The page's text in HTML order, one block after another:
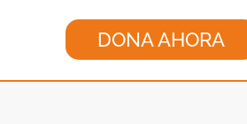
DONA AHORA